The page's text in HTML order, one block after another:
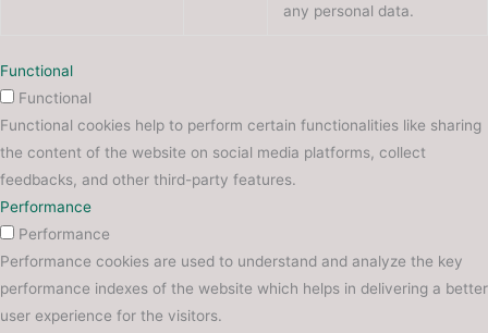
any personal data.
Functional
Functional
Functional cookies help to perform certain functionalities like sharing
the content of the website on social media platforms, collect
feedbacks, and other third-party features.
Performance
Performance
Performance cookies are used to understand and analyze the key
performance indexes of the website which helps in delivering a better
user experience for the visitors.